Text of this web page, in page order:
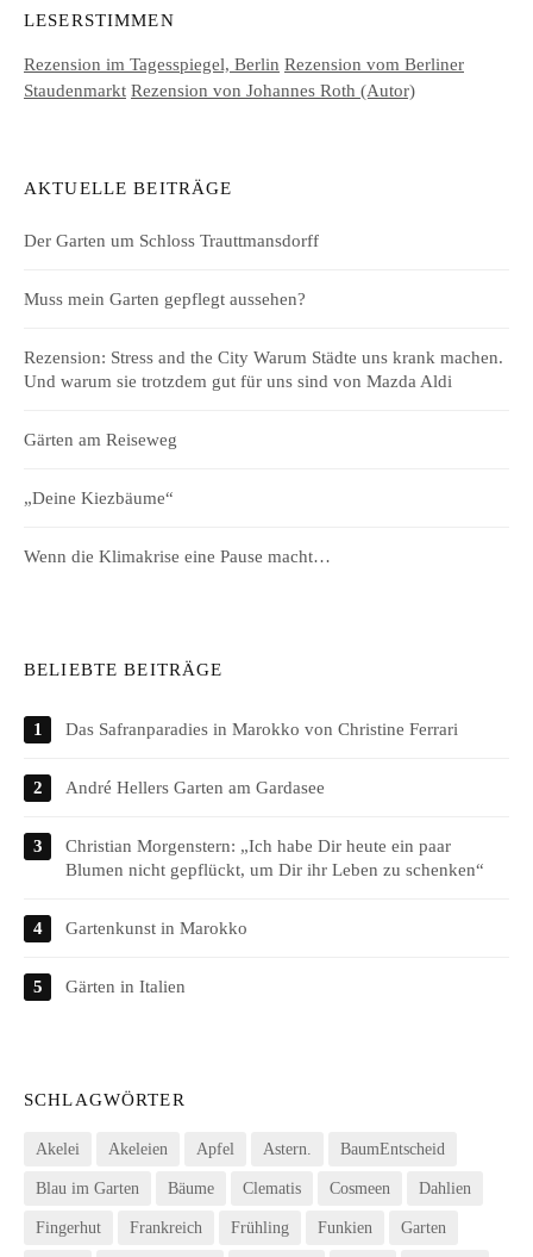
LESERSTIMMEN
Rezension im Tagesspiegel, Berlin Rezension vom Berliner
Staudenmarkt Rezension von Johannes Roth (Autor)
AKTUELLE BEITRÄGE
Der Garten um Schloss Trauttmansdorff
Muss mein Garten gepflegt aussehen?
Rezension: Stress and the City Warum Städte uns krank machen.
Und warum sie trotzdem gut für uns sind von Mazda Aldi
Gärten am Reiseweg
„Deine Kiezbäume“
Wenn die Klimakrise eine Pause macht…
BELIEBTE BEITRÄGE
Das Safranparadies in Marokko von Christine Ferrari
André Hellers Garten am Gardasee
Christian Morgenstern: „Ich habe Dir heute ein paar
Blumen nicht gepflückt, um Dir ihr Leben zu schenken“
Gartenkunst in Marokko
Gärten in Italien
SCHLAGWÖRTER
Akelei Akeleien Apfel Astern. BaumEntscheid
Blau im Garten Bäume Clematis Cosmeen Dahlien
Fingerhut Frankreich Frühling Funkien Garten